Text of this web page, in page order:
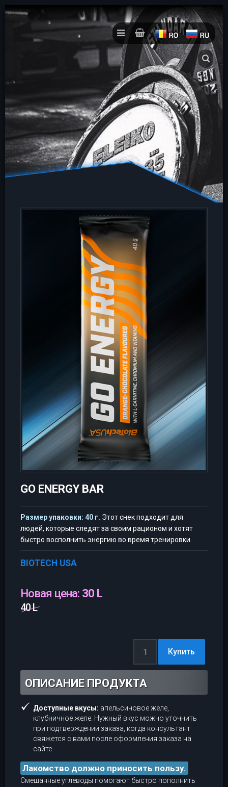
GO ENERGY BAR
Размер упаковки: 40 г. Этот снек подходит для
людей, которые следят за своим рационом и хотят
быстро восполнить энергию во время тренировки.
BIOTECH USA
Новая цена: 30 L
40 L
ОПИСАНИЕ ПРОДУКТА
Доступные вкусы: апельсиновое желе,
клубничное желе. Нужный вкус можно уточнить
при подтверждении заказа, когда консультант
свяжется с вами после оформления заказа на
сайте.
Лакомство должно приносить пользу.
Смешанные углеводы помогают быстро пополнить